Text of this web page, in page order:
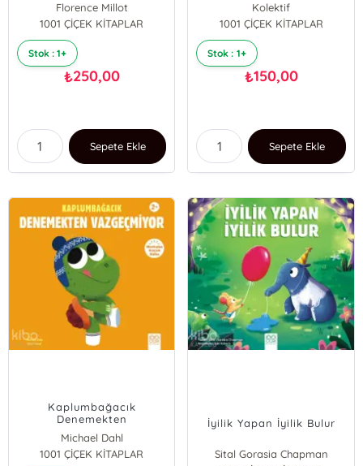
Florence Millot
1001 ÇİÇEK KİTAPLAR
Stok : 1+
₺250,00
Sepete Ekle
Kolektif
1001 ÇİÇEK KİTAPLAR
Stok : 1+
₺150,00
Sepete Ekle
Kaplumbağacık
Denemekten
Vazgeçmiyor;Merhaba
Küçük Deha
Michael Dahl
1001 ÇİÇEK KİTAPLAR
İyilik Yapan İyilik Bulur
Sital Gorasia Chapman